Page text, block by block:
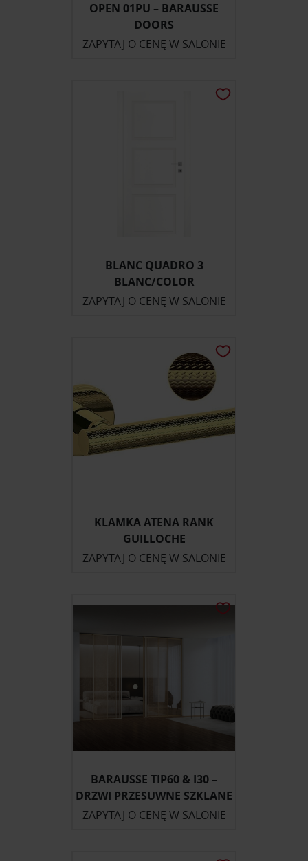
OPEN 01PU – BARAUSSE
DOORS
ZAPYTAJ O CENĘ W SALONIE
BLANC QUADRO 3
BLANC/COLOR
ZAPYTAJ O CENĘ W SALONIE
KLAMKA ATENA RANK
GUILLOCHE
ZAPYTAJ O CENĘ W SALONIE
BARAUSSE TIP60 & I30 –
DRZWI PRZESUWNE SZKLANE
ZAPYTAJ O CENĘ W SALONIE